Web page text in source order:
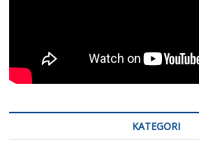
KATEGORI